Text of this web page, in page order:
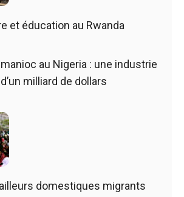
et éducation au Rwanda
au Nigeria : une industrie
milliard de dollars
domestiques migrants